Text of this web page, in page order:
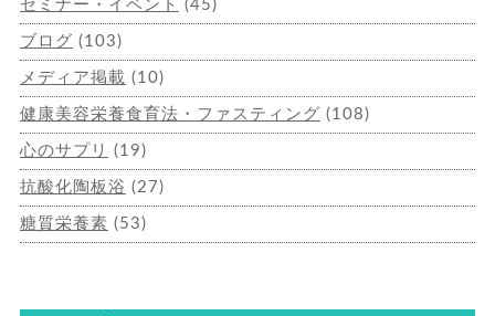
セミナー・イベント (45)
ブログ (103)
メディア掲載 (10)
健康美容栄養食育法・ファスティング (108)
心のサプリ (19)
抗酸化陶板浴 (27)
糖質栄養素 (53)